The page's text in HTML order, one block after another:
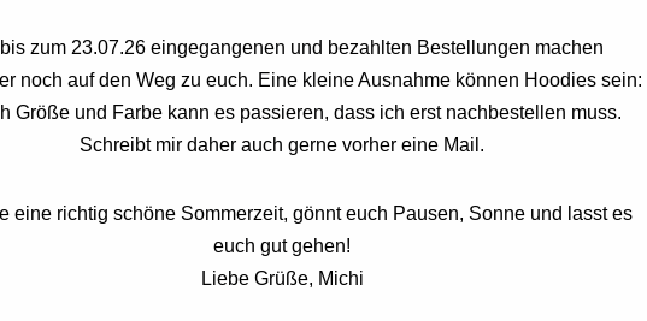
zum 23.07.26 eingegangenen und bezahlten Bestellungen machen
noch auf den Weg zu euch. Eine kleine Ausnahme können Hoodies sein:
Größe und Farbe kann es passieren, dass ich erst nachbestellen muss.
Schreibt mir daher auch gerne vorher eine Mail.
eine richtig schöne Sommerzeit, gönnt euch Pausen, Sonne und lasst es
euch gut gehen!
Liebe Grüße, Michi